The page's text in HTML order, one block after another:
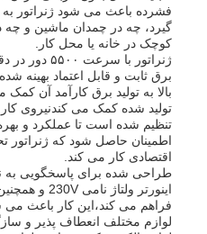
فیلم های
دربارهی ما
کارخانه تور
کنترل کیفیت
فشرده باعث می شود ژنراتور به
گیرد، چه در چمدان ماشین و
کوچک در خانه یا محل کار.
ژنراتور با
برق ثابت و قابل اعتماد بهینه
بالا به تولید برق کارآمد آن
تنظیم شده است تا عملکرد و
اطمینان حاصل شود که ژنراتور
اقتصادی کار می کند.
طراحی شده برای پاسخگویی به
فراهم می کند،این کار باعث می
لوازم مختلف انعطاف پذیر و